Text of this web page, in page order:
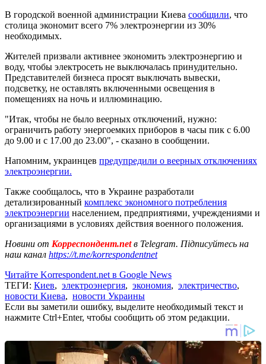
В городской военной администрации Киева сообщили, что
столица экономит всего 7% электроэнергии из 30%
необходимых.
Жителей призвали активнее экономить электроэнергию и
воду, чтобы электросеть не выключалась принудительно.
Представителей бизнеса просят выключать вывески,
подсветку, не оставлять включенными освещения в
помещениях на ночь и иллюминацию.
"Итак, чтобы не было веерных отключений, нужно:
ограничить работу энергоемких приборов в часы пик с 6.00
до 9.00 и с 17.00 до 23.00", - сказано в сообщении.
Напомним, украинцев предупредили о веерных отключениях
электроэнергии.
Также сообщалось, что в Украине разработали
детализированный комплекс экономного потребления
электроэнергии населением, предприятиями, учреждениями и
организациями в условиях действия военного положения.
Новини от Корреспондент.netв Telegram. Підписуйтесь на
наш канал https://t.me/korrespondentnet
Читайте Korrespondent.net в Google News
ТЕГИ: Киев, электроэнергия, экономия, электричество,
новости Киева, новости Украины
Если вы заметили ошибку, выделите необходимый текст и
нажмите Ctrl+Enter, чтобы сообщить об этом редакции.